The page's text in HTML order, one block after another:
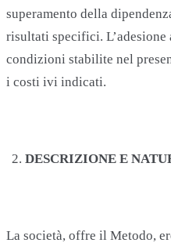
superamento della
risultati specifici.
condizioni stabilite nel
i costi ivi indicati.
DESCRIZIONE E
La società, offre il Metodo,